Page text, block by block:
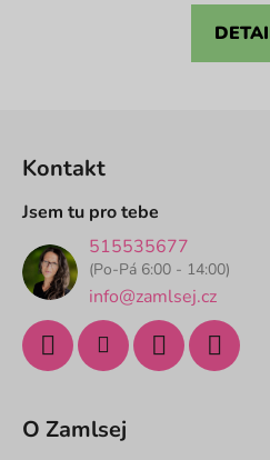
z
Kontakt
Jsem tu pro tebe
515535677
(Po-Pá 6:00 - 14:00)
info@zamlsej.cz
O Zamlsej